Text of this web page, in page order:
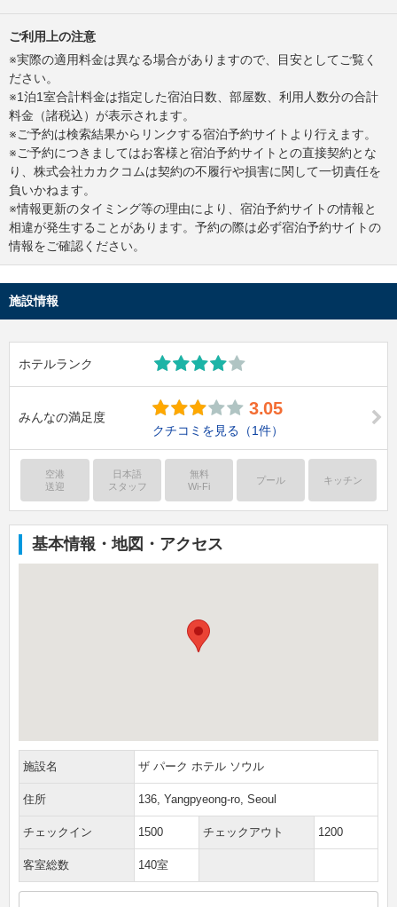
ご利用上の注意
※実際の適用料金は異なる場合がありますので、目安としてご覧く
ださい。
※1泊1室合計料金は指定した宿泊日数、部屋数、利用人数分の合計
料金（諸税込）が表示されます。
※ご予約は検索結果からリンクする宿泊予約サイトより行えます。
※ご予約につきましてはお客様と宿泊予約サイトとの直接契約とな
り、株式会社カカクコムは契約の不履行や損害に関して一切責任を
負いかねます。
※情報更新のタイミング等の理由により、宿泊予約サイトの情報と
相違が発生することがあります。予約の際は必ず宿泊予約サイトの
情報をご確認ください。
施設情報
ホテルランク
みんなの満足度 3.05
クチコミを見る （1件）
空港
送迎
日本語
スタッフ
無料
Wi-Fi
プール キッチン
基本情報・地図・アクセス
施設名 ザ パーク ホテル ソウル
住所 136, Yangpyeong-ro, Seoul
チェックイン 1500 チェックアウト 1200
客室総数 140室